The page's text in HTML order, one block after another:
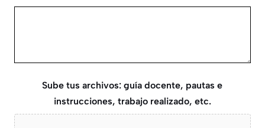
Sube tus archivos: guía docente, pautas e
instrucciones, trabajo realizado, etc.